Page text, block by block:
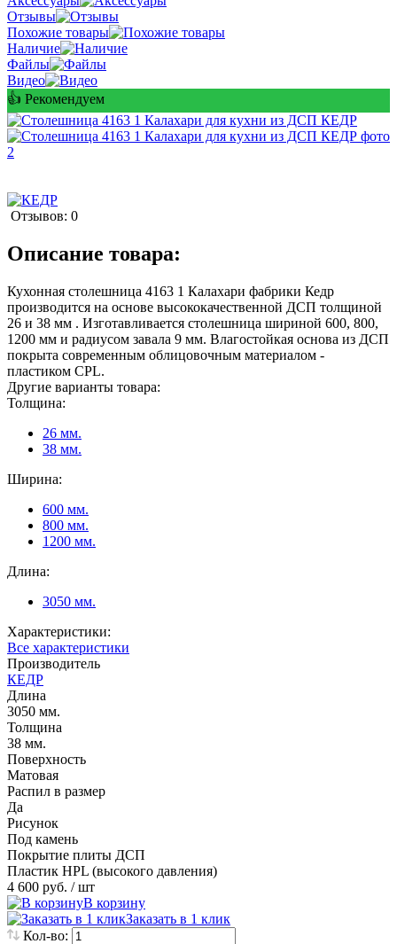
Отзывы
Похожие товары
Наличие
Файлы
Видео
👍 Рекомендуем
Отзывов: 0
Описание товара:
Кухонная столешница 4163 1 Калахари фабрики Кедр
производится на основе высококачественной ДСП толщиной
26 и 38 мм . Изготавливается столешница шириной 600, 800,
1200 мм и радиусом завала 9 мм. Влагостойкая основа из ДСП
покрыта современным облицовочным материалом -
пластиком CPL.
Другие варианты товара:
Толщина:
26 мм.
38 мм.
Ширина:
600 мм.
800 мм.
1200 мм.
Длина:
3050 мм.
Характеристики:
Все характеристики
Производитель
КЕДР
Длина
3050 мм.
Толщина
38 мм.
Поверхность
Матовая
Распил в размер
Да
Рисунок
Под камень
Покрытие плиты ДСП
Пластик HPL (высокого давления)
4 600 руб. / шт
В корзину
Заказать в 1 клик
Кол-во: